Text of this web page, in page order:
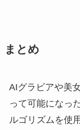
まとめ
AIグラビアや美
って可能になっ
ルゴリズムを使